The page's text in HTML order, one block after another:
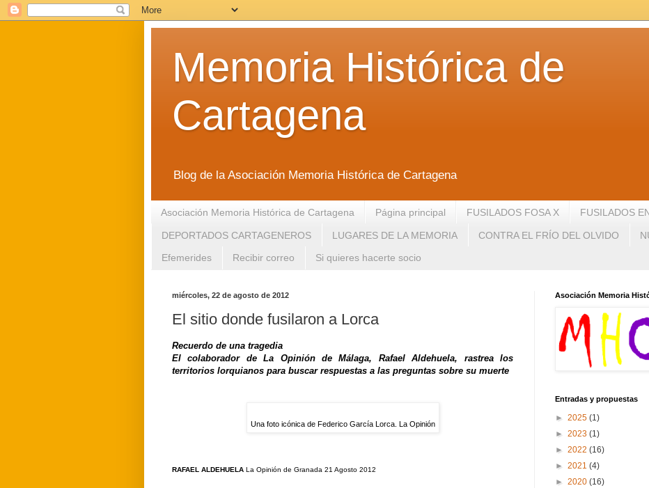
Memoria Histórica de
Cartagena
Blog de la Asociación Memoria Histórica de Cartagena
Asociación Memoria Histórica de Cartagena Página principal FUSILADOS FOSA X FUSILADOS
DEPORTADOS CARTAGENEROS LUGARES DE LA MEMORIA CONTRA EL FRÍO DEL OLVIDO
Efemerides Recibir correo Si quieres hacerte socio
miércoles, 22 de agosto de 2012
El sitio donde fusilaron a Lorca
Recuerdo de una tragedia
El colaborador de La Opinión de Málaga, Rafael Aldehuela, rastrea los
territorios lorquianos para buscar respuestas a las preguntas sobre su muerte
Una foto icónica de Federico García Lorca. La Opinión
RAFAEL ALDEHUELA La Opinión de Granada 21 Agosto 2012
Asociación Memoria
Entradas y propuestas
► 2025 (1)
► 2023 (1)
► 2022 (16)
► 2021 (4)
► 2020 (16)